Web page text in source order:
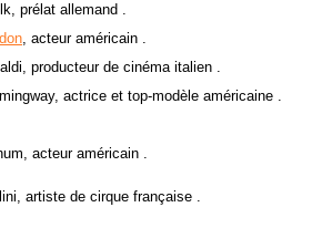
prélat allemand .
, acteur américain .
producteur de cinéma italien .
actrice et top-modèle américaine .
acteur américain .
artiste de cirque française .